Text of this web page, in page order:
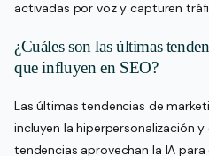
activadas por voz y capturen
¿Cuáles son las últimas
que influyen en SEO?
Las últimas tendencias de
incluyen la hiperpersonalización
tendencias aprovechan la IA